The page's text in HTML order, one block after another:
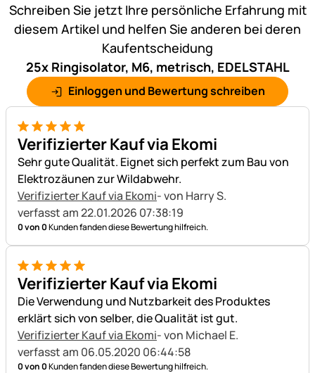
Schreiben Sie jetzt Ihre persönliche Erfahrung mit
diesem Artikel und helfen Sie anderen bei deren
Kaufentscheidung
25x Ringisolator, M6, metrisch, EDELSTAHL
Einloggen und Bewertung schreiben
5 von 5
Verifizierter Kauf via Ekomi
Sehr gute Qualität. Eignet sich perfekt zum Bau von
Elektrozäunen zur Wildabwehr.
Verifizierter Kauf via Ekomi- von Harry S.
verfasst am 22.01.2026 07:38:19
0 von 0Kunden fanden diese Bewertung hilfreich.
5 von 5
Verifizierter Kauf via Ekomi
Die Verwendung und Nutzbarkeit des Produktes
erklärt sich von selber, die Qualität ist gut.
Verifizierter Kauf via Ekomi- von Michael E.
verfasst am 06.05.2020 06:44:58
0 von 0Kunden fanden diese Bewertung hilfreich.